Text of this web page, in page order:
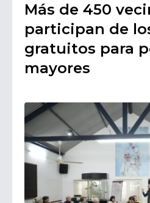
Más de 450
participan de
gratuitos para
mayores